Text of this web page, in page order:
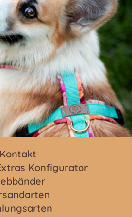
Kontakt
Konfigurator